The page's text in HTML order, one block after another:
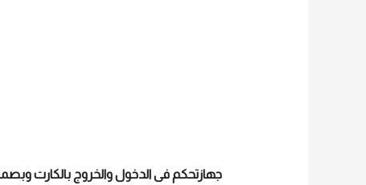
جهازتحكم فى الدخول والخروج بالكارت وبصمة